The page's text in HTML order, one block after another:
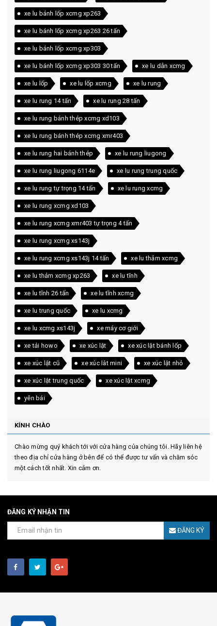
xe lu bánh lốp xcmg xp263
xe lu bánh lốp xcmg xp263 26 tấn
xe lu bánh lốp xcmg xp303
xe lu bánh lốp xcmg xp303 30 tấn xe lu dẫn xcmg
xe lu lốp xe lu lốp xcmg xe lu rung
xe lu rung 14 tấn xe lu rung 28 tấn
xe lu rung bánh thép xcmg xd103
xe lu rung bánh thép xcmg xmr403
xe lu rung hai bánh thép xe lu rung liugong
xe lu rung liugong 6114e xe lu rung trung quốc
xe lu rung tự trọng 14 tấn xe lu rung xcmg
xe lu rung xcmg xd103
xe lu rung xcmg xmr403 tự trọng 4 tấn
xe lu rung xcmg xs143j
xe lu rung xcmg xs143j 14 tấn xe lu thảm xcmg
xe lu thảm xcmg xp263 xe lu tĩnh
xe lu tĩnh 26 tấn xe lu tĩnh xcmg
xe lu trung quốc xe lu xcmg
xe lu xcmg xs143j xe máy cơ giới
xe tải howo xe xúc lật xe xúc lật bánh lốp
xe xúc lật cũ xe xúc lât mini xe xúc lật nhỏ
xe xúc lật trung quốc xe xúc lật xcmg
yên bái
KÍNH CHÀO
Chào mừng quý khách tới với cửa hàng của chúng tôi. Hãy liên hệ
theo địa chỉ cửa hàng ở bên để có thể được tư vấn và chăm sóc
một cách tốt nhất. Xin cảm ơn.
ĐĂNG KÝ NHẬN TIN
ĐĂNG KÝ